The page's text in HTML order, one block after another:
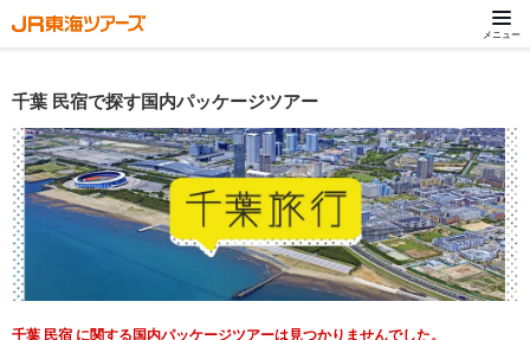
メニュー
千葉 民宿で探す国内パッケージツアー
千葉 民宿 に関する国内パッケージツアーは見つかりませんでした。